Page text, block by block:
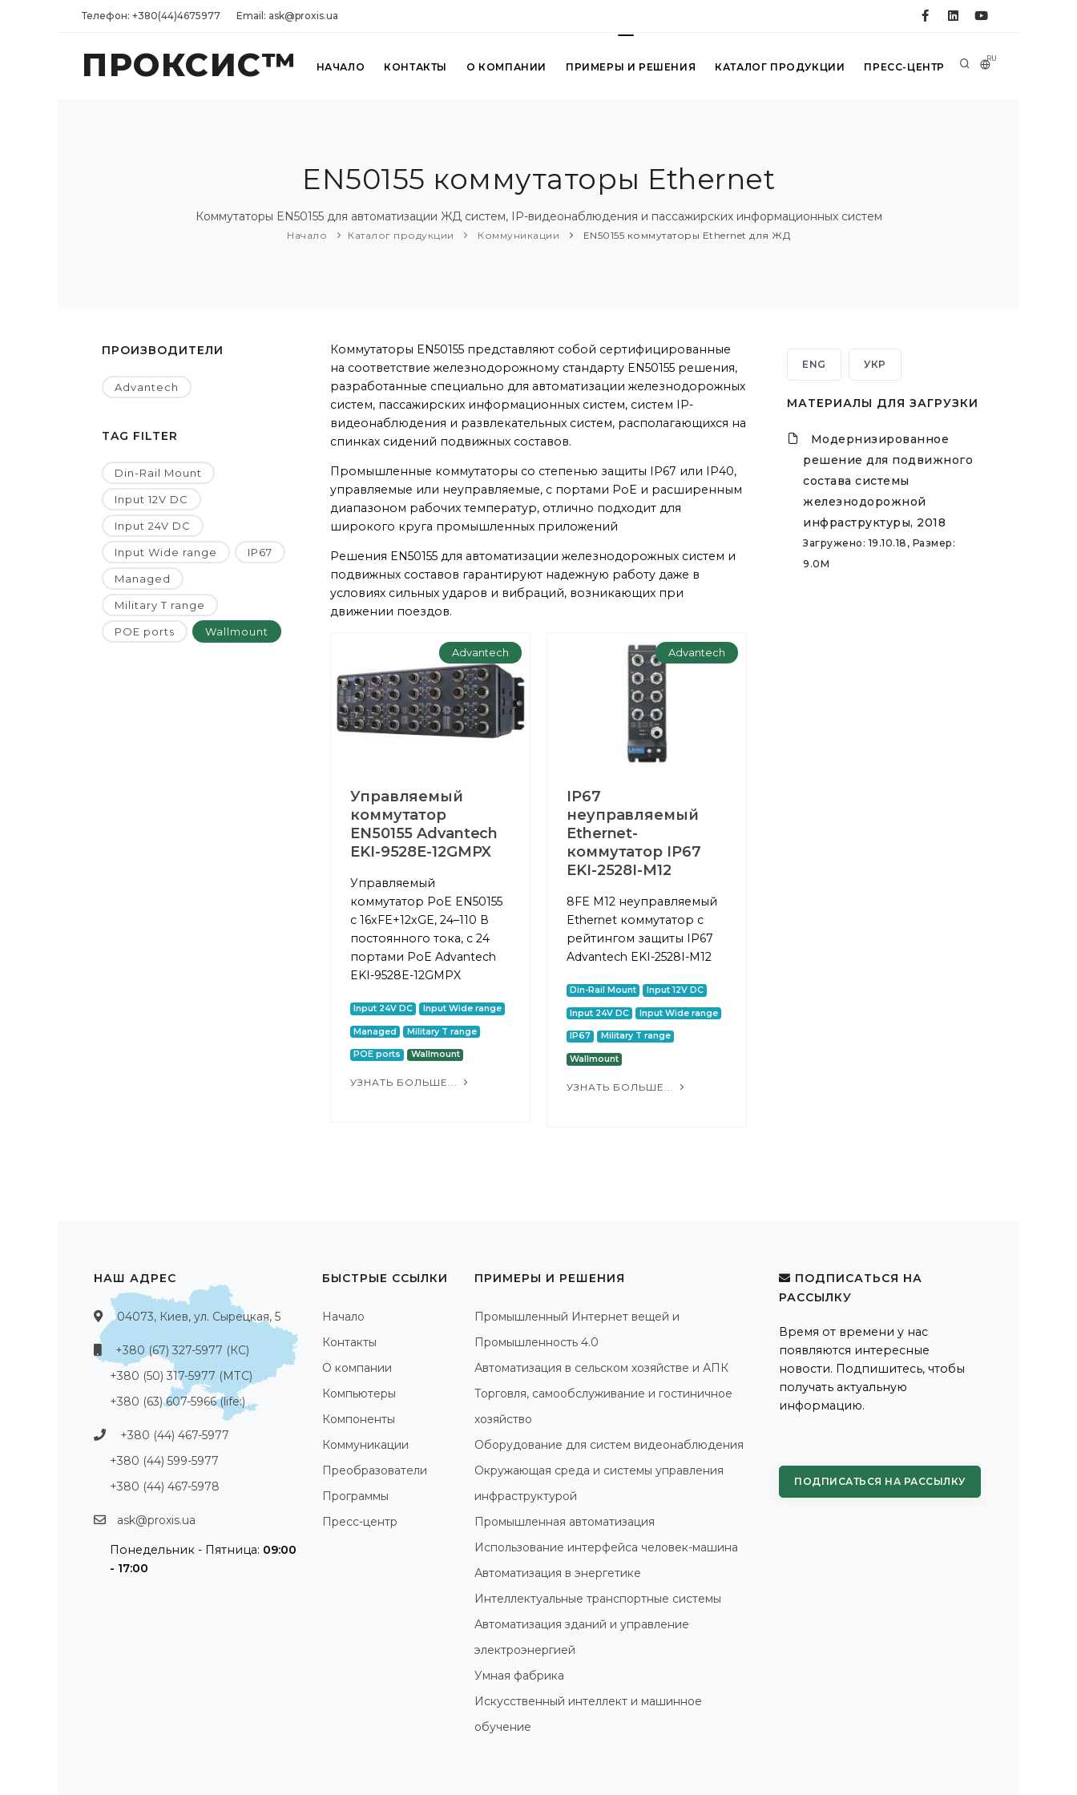
Телефон: +380(44)4675977 Email: ask@proxis.ua
ПРОКСИС™ RU
НАЧАЛО КОНТАКТЫ О КОМПАНИИ ПРИМЕРЫ И РЕШЕНИЯ КАТАЛОГ ПРОДУКЦИИ ПРЕСС-ЦЕНТР
EN50155 коммутаторы Ethernet
Коммутаторы EN50155 для автоматизации ЖД систем, IP-видеонаблюдения и пассажирских информационных систем
Начало Каталог продукции Коммуникации EN50155 коммутаторы Ethernet для ЖД
ПРОИЗВОДИТЕЛИ
Advantech
TAG FILTER
Din-Rail Mount
Input 12V DC
Input 24V DC
Input Wide range IP67
Managed
Military T range
POE ports Wallmount
Коммутаторы EN50155 представляют собой сертифицированные
на соответствие железнодорожному стандарту EN50155 решения,
разработанные специально для автоматизации железнодорожных
систем, пассажирских информационных систем, систем IP-
видеонаблюдения и развлекательных систем, располагающихся на
спинках сидений подвижных составов.
Промышленные коммутаторы со степенью защиты IP67 или IP40,
управляемые или неуправляемые, с портами PoE и расширенным
диапазоном рабочих температур, отлично подходит для
широкого круга промышленных приложений
Решения EN50155 для автоматизации железнодорожных систем и
подвижных составов гарантируют надежную работу даже в
условиях сильных ударов и вибраций, возникающих при
движении поездов.
Advantech
Управляемый
коммутатор
EN50155 Advantech
EKI-9528E-12GMPX
Управляемый
коммутатор PoE EN50155
с 16xFE+12xGE, 24–110 В
постоянного тока, с 24
портами PoE Advantech
EKI-9528E-12GMPX
Input 24V DC Input Wide range
Managed Military T range
POE ports Wallmount
УЗНАТЬ БОЛЬШЕ...
Advantech
IP67
неуправляемый
Ethernet-
коммутатор IP67
EKI-2528I-M12
8FE M12 неуправляемый
Ethernet коммутатор с
рейтингом защиты IP67
Advantech EKI-2528I-M12
Din-Rail Mount Input 12V DC
Input 24V DC Input Wide range
IP67 Military T range
Wallmount
УЗНАТЬ БОЛЬШЕ...
ENG УКР
МАТЕРИАЛЫ ДЛЯ ЗАГРУЗКИ
Модернизированное
решение для подвижного
состава системы
железнодорожной
инфраструктуры, 2018
Загружено: 19.10.18, Размер:
9.0M
НАШ АДРЕС
04073, Киев, ул. Сырецкая, 5
+380 (67) 327-5977 (КС)
+380 (50) 317-5977 (МТС)
+380 (63) 607-5966 (life:)
+380 (44) 467-5977
+380 (44) 599-5977
+380 (44) 467-5978
ask@proxis.ua
Понедельник - Пятница: 09:00
- 17:00
БЫСТРЫЕ ССЫЛКИ
Начало
Контакты
О компании
Компьютеры
Компоненты
Коммуникации
Преобразователи
Программы
Пресс-центр
ПРИМЕРЫ И РЕШЕНИЯ
Промышленный Интернет вещей и
Промышленность 4.0
Автоматизация в сельском хозяйстве и АПК
Торговля, самообслуживание и гостиничное
хозяйство
Оборудование для систем видеонаблюдения
Окружающая среда и системы управления
инфраструктурой
Промышленная автоматизация
Использование интерфейса человек-машина
Автоматизация в энергетике
Интеллектуальные транспортные системы
Автоматизация зданий и управление
электроэнергией
Умная фабрика
Искусственный интеллект и машинное
обучение
ПОДПИСАТЬСЯ НА
РАССЫЛКУ
Время от времени у нас
появляются интересные
новости. Подпишитесь, чтобы
получать актуальную
информацию.
ПОДПИСАТЬСЯ НА РАССЫЛКУ